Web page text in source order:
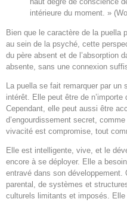
intérieure du moment. »
Bien que le caractère de la puella
au sein de la psyché, cette
du père absent et de l’absorption
absente, sans une connexion
La puella se fait remarquer par
intérêt. Elle peut être de n’importe
Cependant, elle peut aussi être
d’engourdissement secret,
vivacité est compromise, tout
Elle est intelligente, vive, et le
encore à se déployer. Elle a
entravé dans son développement.
parental, de systèmes et
culturels limitants et imposés.